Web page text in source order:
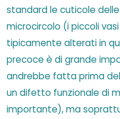
standard le cuticole
microcircolo (i piccoli
tipicamente alterati in
precoce è di grande
andrebbe fatta prima
un difetto funzionale di
importante), ma